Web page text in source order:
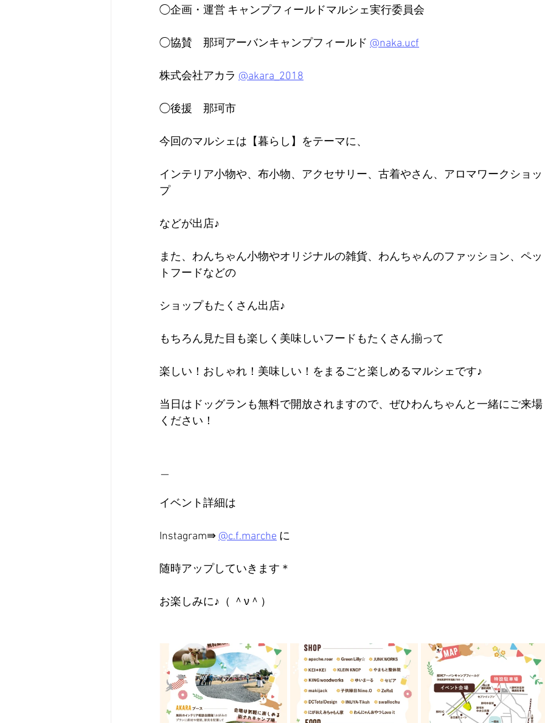
◯企画・運営 キャンプフィールドマルシェ実行委員会
◯協賛　那珂アーバンキャンプフィールド @naka.ucf
株式会社アカラ @akara_2018
◯後援　那珂市
今回のマルシェは【暮らし】をテーマに、
インテリア小物や、布小物、アクセサリー、古着やさん、アロマワークショッ
プ
などが出店♪
また、わんちゃん小物やオリジナルの雑貨、わんちゃんのファッション、ペッ
トフードなどの
ショップもたくさん出店♪
もちろん見た目も楽しく美味しいフードもたくさん揃って
楽しい！おしゃれ！美味しい！をまるごと楽しめるマルシェです♪
当日はドッグランも無料で開放されますので、ぜひわんちゃんと一緒にご来場
ください！
イベント詳細は
Instagram⇛ @c.f.marche に
随時アップしていきます＊
お楽しみに♪（ ＾ν＾）